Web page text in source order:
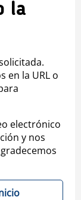
la
en la URL o
electrónico
y nos